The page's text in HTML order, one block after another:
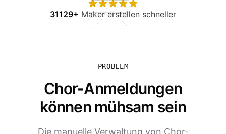
31129+ Maker erstellen schneller
PROBLEM
Chor-Anmeldungen
können mühsam sein
Die manuelle Verwaltung von Chor-